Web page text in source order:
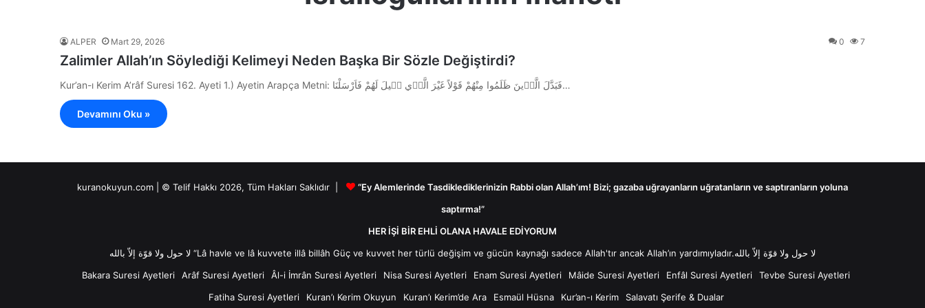
ALPER Mart 29, 2026 0 7
Zalimler Allah’ın Söylediği Kelimeyi Neden Başka Bir Sözle Değiştirdi?
Kur’an-ı Kerim A’râf Suresi 162. Ayeti 1.) Ayetin Arapça Metni: فَبَدَّلَ الَّذ۪ينَ ظَلَمُوا مِنْهُمْ قَوْلاً غَيْرَ الَّذ۪ي ق۪يلَ لَهُمْ فَاَرْسَلْنَا…
Devamını Oku »
kuranokuyun.com | © Telif Hakkı 2026, Tüm Hakları Saklıdır |
“Ey Alemlerinde Tasdiklediklerinizin Rabbi olan Allah’ım! Bizi; gazaba uğrayanların uğratanların ve saptıranların yoluna
saptırma!”
HER İŞİ BİR EHLİ OLANA HAVALE EDİYORUM
لا حول ولا قوّة إلاّ بالله “Lâ havle ve lâ kuvvete illâ billâh Güç ve kuvvet her türlü değişim ve gücün kaynağı sadece Allah'tır ancak Allah’ın yardımıyladır.لا حول ولا قوّة إلاّ بالله
Bakara Suresi Ayetleri
Arâf Suresi Ayetleri Âl-i İmrân Suresi Ayetleri Nisa Suresi Ayetleri Enam Suresi Ayetleri Mâide Suresi Ayetleri Enfâl Suresi Ayetleri
Tevbe Suresi Ayetleri
Fatiha Suresi Ayetleri
Kuran’ı Kerim Okuyun Kuran’ı Kerim’de Ara Esmaül Hüsna Kur’an-ı Kerim Salavatı Şerife & Dualar